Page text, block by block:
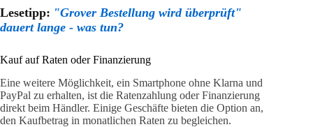
Lesetipp: "Grover Bestellung wird überprüft"
dauert lange - was tun?
Kauf auf Raten oder Finanzierung
Eine weitere Möglichkeit, ein Smartphone ohne Klarna und
PayPal zu erhalten, ist die Ratenzahlung oder Finanzierung
direkt beim Händler. Einige Geschäfte bieten die Option an,
den Kaufbetrag in monatlichen Raten zu begleichen.